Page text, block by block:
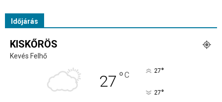
Időjárás
KISKŐRÖS
Kevés Felhő
27 °C 27°
27°